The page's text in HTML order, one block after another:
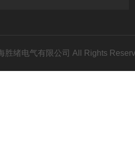
胜绪电气有限公司 All Rights